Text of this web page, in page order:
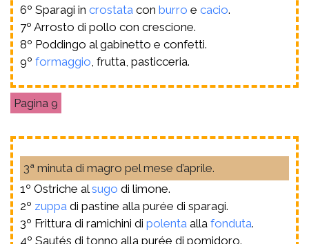
6º Sparagi in crostata con burro e cacio.
7º Arrosto di pollo con crescione.
8º Poddingo al gabinetto e confetti.
9º formaggio , frutta, pasticceria.
9
3ª minuta di magro pel mese d’aprile.
1º Ostriche alsugo di limone.
2º zuppa di pastine alla purée di sparagi.
3º Frittura di ramichini di polenta alla fonduta.
4º Sautés di tonno alla purée di pomidoro.